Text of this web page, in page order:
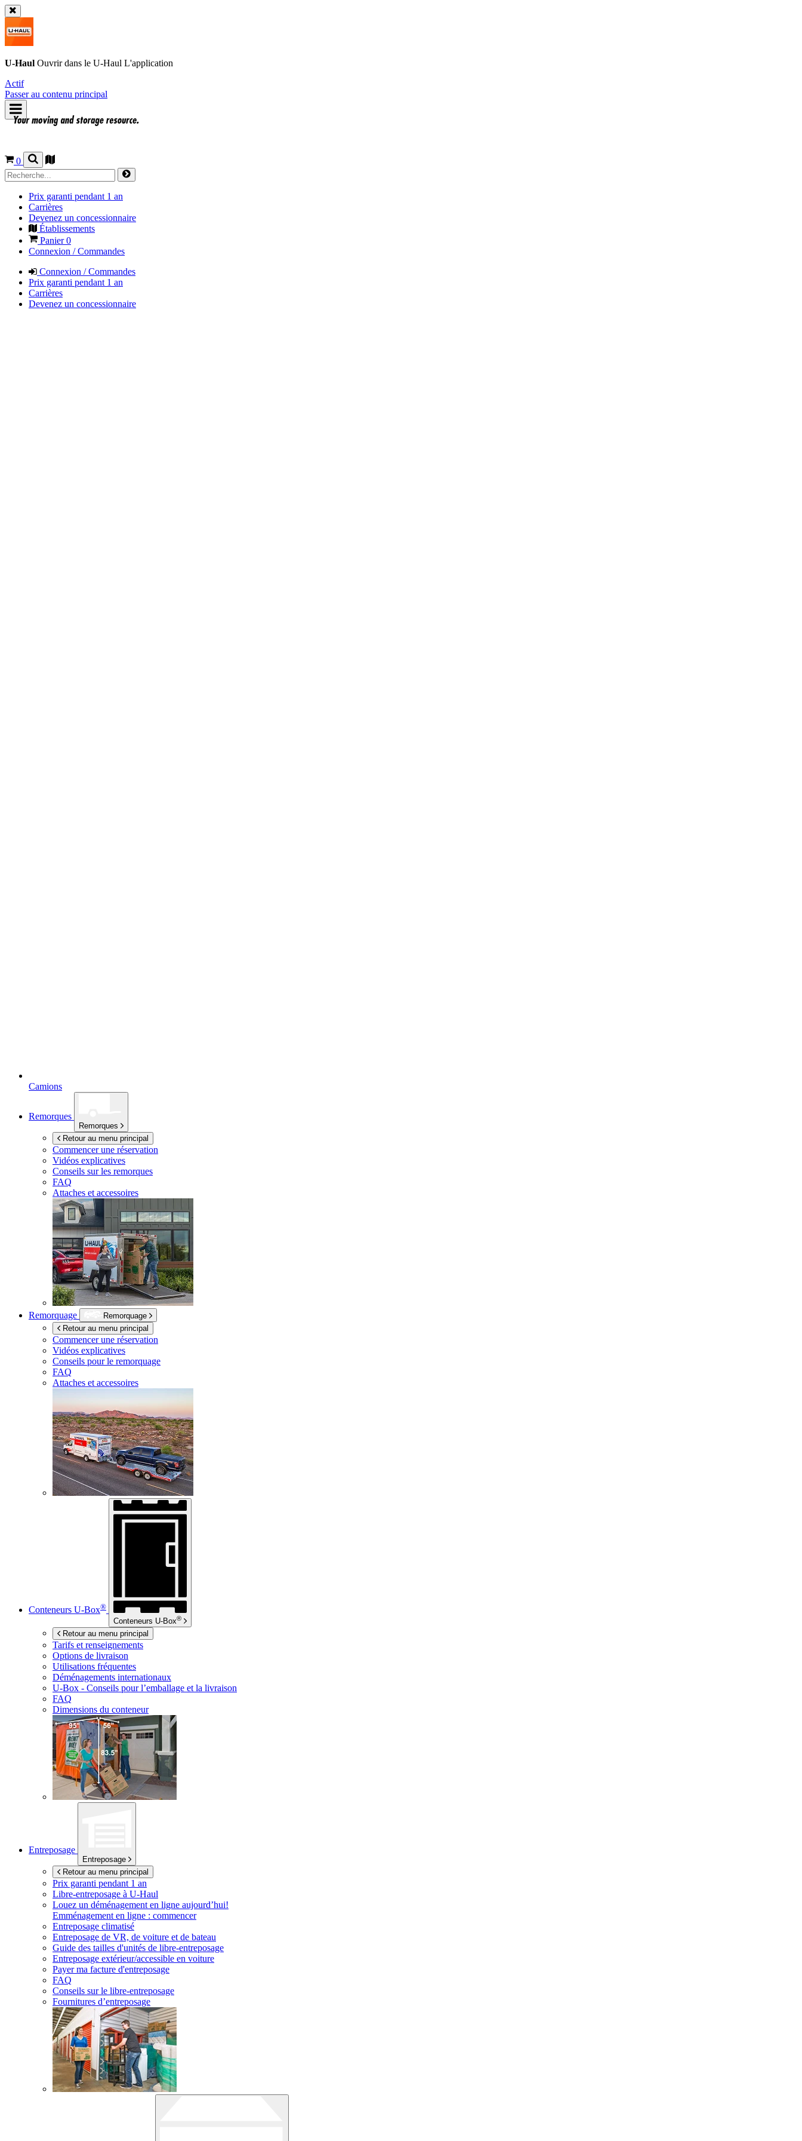
U-Haul Ouvrir dans le U-Haul L'application
Actif
Passer au contenu principal
0
Prix garanti pendant 1 an
Carrières
Devenez un concessionnaire
Établissements
Panier0
Connexion / Commandes
Connexion / Commandes
Prix garanti pendant 1 an
Carrières
Devenez un concessionnaire
Camions
Remorques
Remorques
Retour au menu principal
Commencer une réservation
Vidéos explicatives
Conseils sur les remorques
FAQ
Attaches et accessoires
Remorquage
Remorquage
Retour au menu principal
Commencer une réservation
Vidéos explicatives
Conseils pour le remorquage
FAQ
Attaches et accessoires
Conteneurs U-Box®
Conteneurs U-Box®
Retour au menu principal
Tarifs et renseignements
Options de livraison
Utilisations fréquentes
Déménagements internationaux
U-Box - Conseils pour l’emballage et la livraison
FAQ
Dimensions du conteneur
Entreposage
Entreposage
Retour au menu principal
Prix garanti pendant 1 an
Libre-entreposage à U-Haul
Louez un déménagement en ligne aujourd’hui!
Emménagement en ligne : commencer
Entreposage climatisé
Entreposage de VR, de voiture et de bateau
Guide des tailles d'unités de libre-entreposage
Entreposage extérieur/accessible en voiture
Payer ma facture d'entreposage
FAQ
Conseils sur le libre-entreposage
Fournitures d’entreposage